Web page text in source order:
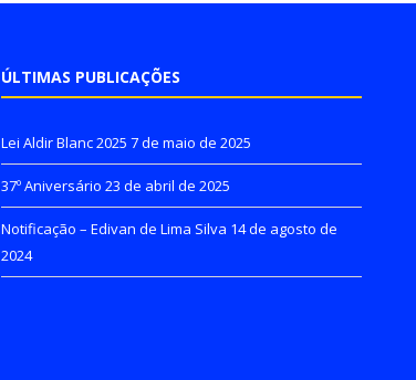
ÚLTIMAS PUBLICAÇÕES
Lei Aldir Blanc 2025 7 de maio de 2025
37º Aniversário 23 de abril de 2025
Notificação – Edivan de Lima Silva 14 de agosto de
2024